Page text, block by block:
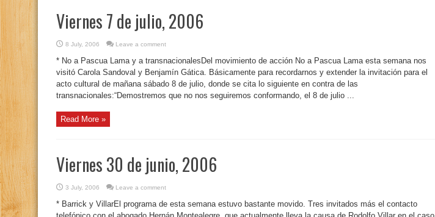
Viernes 7 de julio, 2006
8 July, 2006 Leave a comment
* No a Pascua Lama y a transnacionalesDel movimiento de acción No a Pascua Lama esta semana nos
visitó Carola Sandoval y Benjamín Gática. Básicamente para recordarnos y extender la invitación para el
acto cultural de mañana sábado 8 de julio, donde se cita lo siguiente en contra de las
transnacionales:“Demostremos que no nos seguiremos conformando, el 8 de julio ...
Read More »
Viernes 30 de junio, 2006
3 July, 2006 Leave a comment
* Barrick y VillarEl programa de esta semana estuvo bastante movido. Tres invitados más el contacto